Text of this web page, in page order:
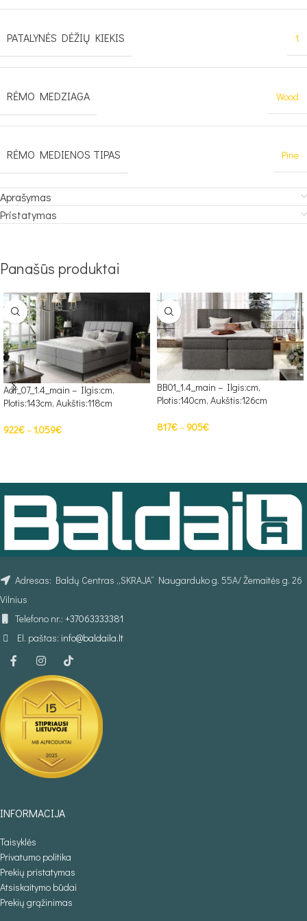
PATALYNĖS DĖŽIŲ KIEKIS 1
RĖMO MEDZIAGA Wood
RĖMO MEDIENOS TIPAS Pine
Aprašymas
Pristatymas
Panašūs produktai
Adr_07_1.4_main – Ilgis:cm,
Plotis:143cm, Aukštis:118cm
922€–1,059€
BB01_1.4_main – Ilgis:cm,
Plotis:140cm, Aukštis:126cm
817€– 905€
Adresas: Baldų Centras „SKRAJA“ Naugarduko g. 55A/ Žemaitės g. 26
Vilnius
Telefono nr.: +37063333381
El. paštas: info@baldaila.lt
INFORMACIJA
Taisyklės
Privatumo politika
Prekių pristatymas
Atsiskaitymo būdai
Prekių grąžinimas